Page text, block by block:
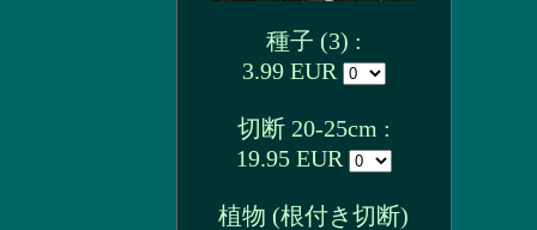
種子 (3) :
3.99 EUR
切断 20-25cm :
19.95 EUR
植物 (根付き切断)